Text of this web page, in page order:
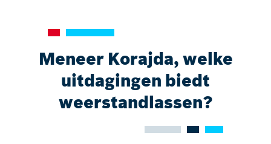
Meneer Korajda, welke
uitdagingen biedt
weerstandlassen?